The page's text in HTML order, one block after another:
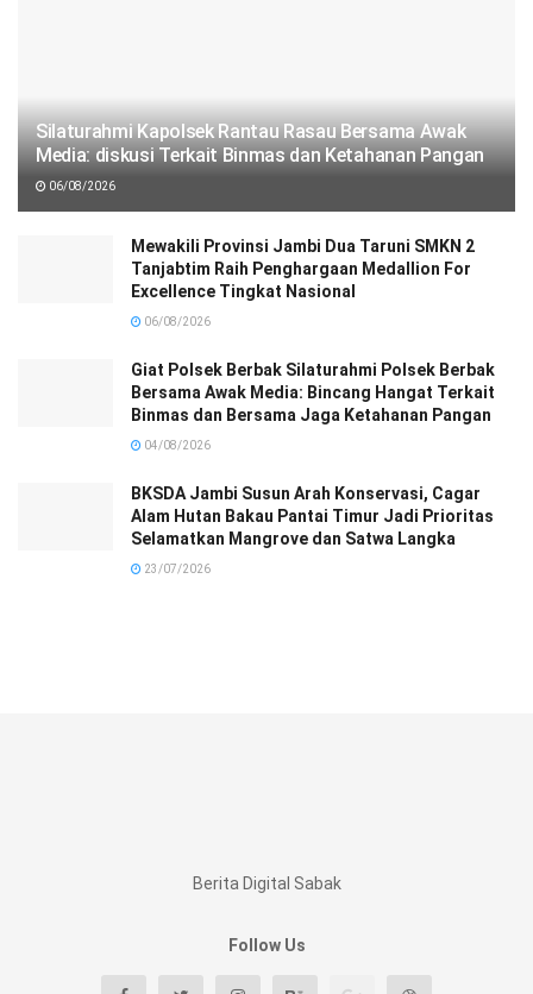
Silaturahmi Kapolsek Rantau Rasau Bersama Awak
Media: diskusi Terkait Binmas dan Ketahanan Pangan
06/08/2026
Mewakili Provinsi Jambi Dua Taruni SMKN 2
Tanjabtim Raih Penghargaan Medallion For
Excellence Tingkat Nasional
06/08/2026
Giat Polsek Berbak Silaturahmi Polsek Berbak
Bersama Awak Media: Bincang Hangat Terkait
Binmas dan Bersama Jaga Ketahanan Pangan
04/08/2026
BKSDA Jambi Susun Arah Konservasi, Cagar
Alam Hutan Bakau Pantai Timur Jadi Prioritas
Selamatkan Mangrove dan Satwa Langka
23/07/2026
Berita Digital Sabak
Follow Us